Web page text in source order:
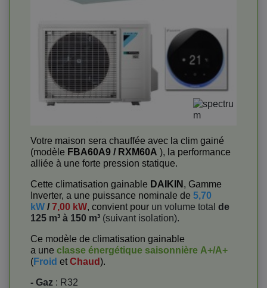
Votre maison sera chauffée avec la clim gainé
(modèle FBA60A9 / RXM60A ), la performance
alliée à une forte pression statique.
Cette climatisation gainable DAIKIN , Gamme
Inverter, a une puissance nominale de 5,70
kW /7,00 kW, convient pour un volume total de
125 m³ à 150 m³ (suivant isolation).
Ce modèle de climatisation gainable
a une classe énergétique saisonnière A+/A+
(Froid et Chaud).
- Gaz : R32